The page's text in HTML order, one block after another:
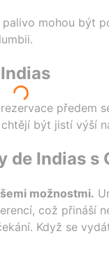
mohou být
předem
být jistí výší
de Indias s
možnostmi.
což přináší
Když se